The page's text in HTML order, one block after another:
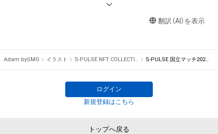
に反する利用またはその恐れのある利用など、作成者が不適切
であると判断した場合、利用をお断りさせていただきます。
kikaku@s-pulse.co.jp
翻訳（AI）を表示
Adam byGMO イラスト S-PULSE NFT COLLECTION 『パルコレ』 S-PULSE 国立マッチ2023 電気グルーヴコラボ
ログイン
新規登録はこちら
トップへ戻る